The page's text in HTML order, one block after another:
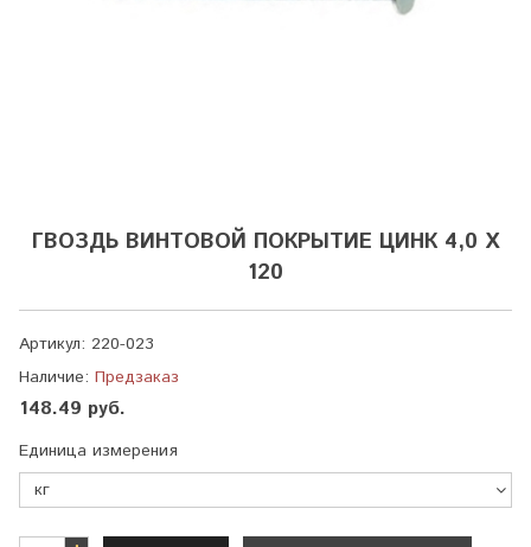
ГВОЗДЬ ВИНТОВОЙ ПОКРЫТИЕ ЦИНК 4,0 Х
120
Артикул: 220-023
Наличие: Предзаказ
148.49 руб.
Единица измерения